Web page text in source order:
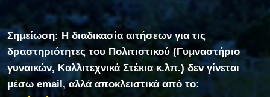
Σημείωση: Η διαδικασία αιτήσεων για τις
δραστηριότητες του Πολιτιστικού (Γυμναστήριο
γυναικών, Καλλιτεχνικά Στέκια κ.λπ.) δεν γίνεται
μέσω email, αλλά αποκλειστικά από το: